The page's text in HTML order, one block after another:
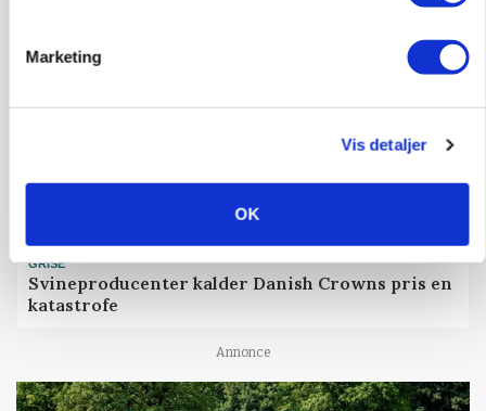
Marketing
Vis detaljer
OK
GRISE
Svineproducenter kalder Danish Crowns pris en
katastrofe
Annonce